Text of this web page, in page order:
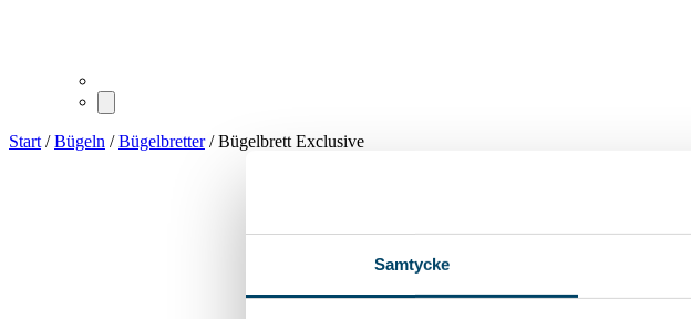
Samtycke
Start /Bügeln /Bügelbretter/ Bügelbrett Exclusive